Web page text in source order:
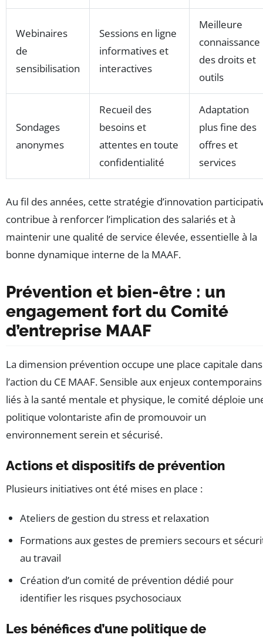
Webinaires
de
sensibilisation
Sessions en ligne
informatives et
interactives
Meilleure
connaissance
des droits et
outils
Sondages
anonymes
Recueil des
besoins et
attentes en toute
confidentialité
Adaptation
plus fine des
offres et
services
Au fil des années, cette stratégie d’innovation
contribue à renforcer l’implication des salariés et à
maintenir une qualité de service élevée, essentielle à la
bonne dynamique interne de la MAAF.
Prévention et bien-être : un
engagement fort du Comité
d’entreprise MAAF
La dimension prévention occupe une place capitale dans
l’action du CE MAAF. Sensible aux enjeux contemporains
liés à la santé mentale et physique, le comité déploie
politique volontariste afin de promouvoir un
environnement serein et sécurisé.
Actions et dispositifs de prévention
Plusieurs initiatives ont été mises en place :
Ateliers de gestion du stress et relaxation
Formations aux gestes de premiers secours et
au travail
Création d’un comité de prévention dédié pour
identifier les risques psychosociaux
Les bénéfices d’une politique de